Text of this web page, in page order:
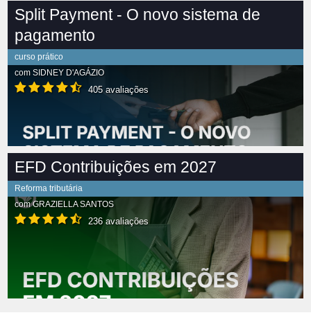
Split Payment - O novo sistema de
pagamento
curso prático
com SIDNEY D'AGÁZIO
405 avaliações
EFD Contribuições em 2027
Reforma tributária
comGRAZIELLA SANTOS
236 avaliações